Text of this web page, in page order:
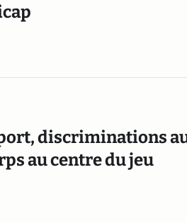
discriminations
au centre du jeu